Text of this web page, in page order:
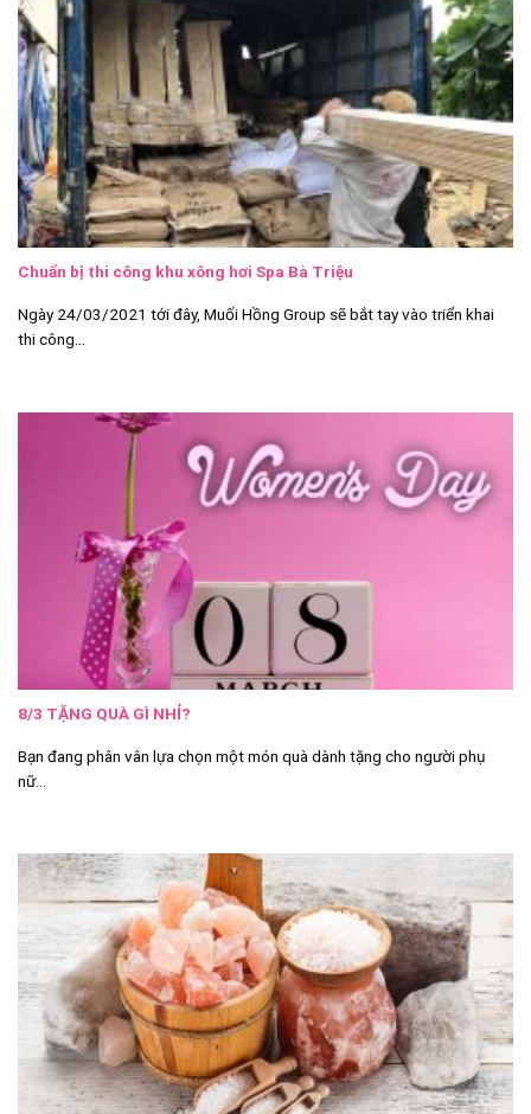
Chuẩn bị thi công khu xông hơi Spa Bà Triệu
Ngày 24/03/2021 tới đây, Muối Hồng Group sẽ bắt tay vào triển khai
thi công...
8/3 TẶNG QUÀ GÌ NHỈ?
Bạn đang phân vân lựa chọn một món quà dành tặng cho người phụ
nữ...